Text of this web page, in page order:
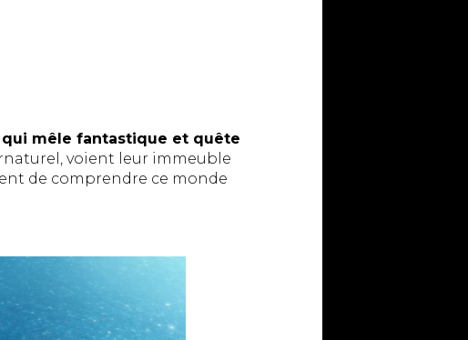
mêle fantastique et quête
voient leur immeuble
de comprendre ce monde